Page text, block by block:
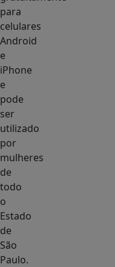
para
celulares
Android
e
iPhone
e
pode
ser
utilizado
por
mulheres
de
todo
o
Estado
de
São
Paulo.